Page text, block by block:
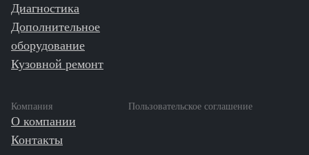
Диагностика
Дополнительное
оборудование
Кузовной ремонт
Компания
О компании
Контакты
Пользовательское соглашение